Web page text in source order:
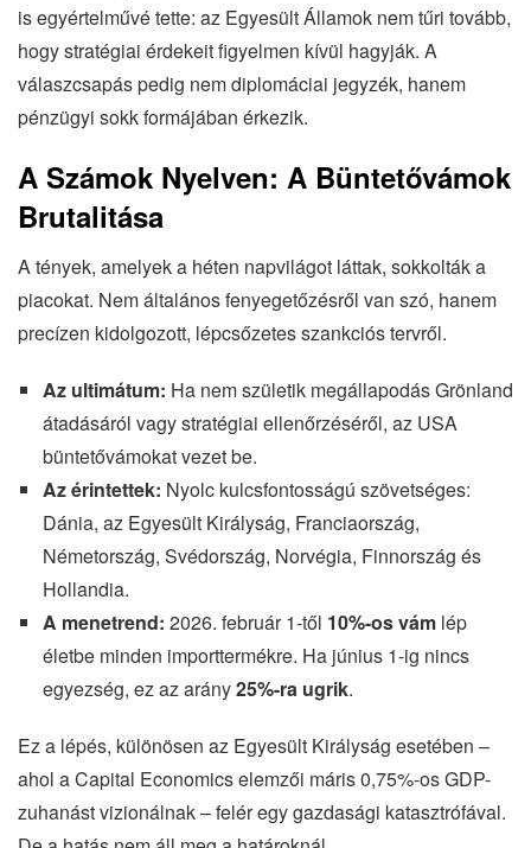
is egyértelművé tette: az Egyesült Államok nem tűri tovább,
hogy stratégiai érdekeit figyelmen kívül hagyják. A
válaszcsapás pedig nem diplomáciai jegyzék, hanem
pénzügyi sokk formájában érkezik.
A Számok Nyelven: A Büntetővámok
Brutalitása
A tények, amelyek a héten napvilágot láttak, sokkolták a
piacokat. Nem általános fenyegetőzésről van szó, hanem
precízen kidolgozott, lépcsőzetes szankciós tervről.
Az ultimátum: Ha nem születik megállapodás Grönland
átadásáról vagy stratégiai ellenőrzéséről, az USA
büntetővámokat vezet be.
Az érintettek: Nyolc kulcsfontosságú szövetséges:
Dánia, az Egyesült Királyság, Franciaország,
Németország, Svédország, Norvégia, Finnország és
Hollandia.
A menetrend: 2026. február 1-től 10%-os vámlép
életbe minden importtermékre. Ha június 1-ig nincs
egyezség, ez az arány25%-ra ugrik.
Ez a lépés, különösen az Egyesült Királyság esetében –
ahol a Capital Economics elemzői máris 0,75%-os GDP-
zuhanást vizionálnak – felér egy gazdasági katasztrófával.